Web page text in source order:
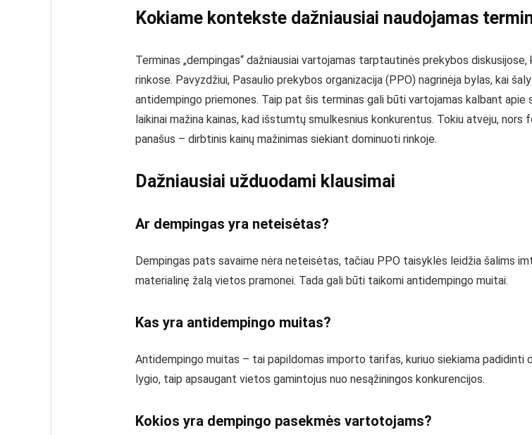
Kokiame kontekste dažniausiai naudojamas
Terminas „dempingas“ dažniausiai vartojamas tarptautinės prekybos
rinkose. Pavyzdžiui, Pasaulio prekybos organizacija (PPO) nagrinėja bylas, kai
antidempingo priemones. Taip pat šis terminas gali būti vartojamas kalbant apie
laikinai mažina kainas, kad išstumtų smulkesnius konkurentus. Tokiu atveju,
panašus – dirbtinis kainų mažinimas siekiant dominuoti rinkoje.
Dažniausiai užduodami klausimai
Ar dempingas yra neteisėtas?
Dempingas pats savaime nėra neteisėtas, tačiau PPO taisyklės leidžia šalims
materialinę žalą vietos pramonei. Tada gali būti taikomi antidempingo muitai.
Kas yra antidempingo muitas?
Antidempingo muitas – tai papildomas importo tarifas, kuriuo siekiama padidinti
lygio, taip apsaugant vietos gamintojus nuo nesąžiningos konkurencijos.
Kokios yra dempingo pasekmės vartotojams?